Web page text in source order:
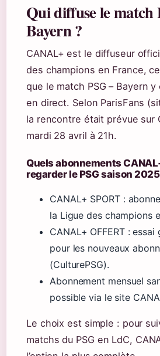
Qui diffuse le match
Bayern ?
CANAL+ est le diffuseur
des champions en France,
que le match PSG – Bayern
en direct. Selon ParisFans
la rencontre était prévue sur
mardi 28 avril à 21h.
Quels abonnements
regarder le PSG saison
CANAL+ SPORT :
la Ligue des champions
CANAL+ OFFERT :
pour les nouveaux
(CulturePSG).
Abonnement mensuel
possible via le site
Le choix est simple : pour
matchs du PSG en LdC,